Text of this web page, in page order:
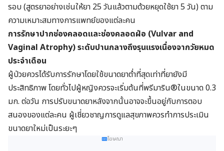
รอบ (สูตรยาอย่างเช่นให้ยา 25 วันแล้วตามด้วยหยุดใช้ยา 5 วัน) ตาม
ความเหมาะสมทางการแพทย์ของแต่ละคน
การรักษาปากช่องคลอดและช่องคลอดฝ่อ (Vulvar and
Vaginal Atrophy) ระดับปานกลางถึงรุนแรงเนื่องจากวัยหมด
ประจำเดือน
ผู้ป่วยควรได้รับการรักษาโดยใช้ขนาดยาต่ำที่สุดเท่าที่ยายังมี
ประสิทธิภาพโดยทั่วไปผู้หญิงควรจะเริ่มต้นที่พรีมาริน®ในขนาด 0.3
มก. ต่อวัน การปรับขนาดยาหลังจากนั้นอาจจะขึ้นอยู่กับการตอบ
สนองของแต่ละคน ผู้เชี่ยวชาญการดูแลสุขภาพควรทำการประเมิน
ขนาดยาใหม่เป็นระยะๆ
โฆษณา